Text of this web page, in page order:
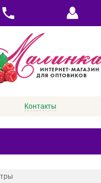
Контакты